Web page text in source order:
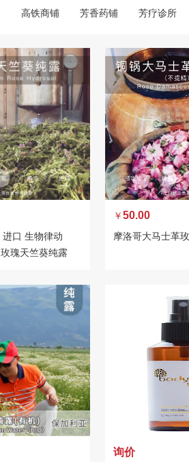
高铁商铺 芳香药铺 芳疗诊所
口 生物律动
瑰天竺葵纯露
￥50.00
摩洛哥大马士革
询价